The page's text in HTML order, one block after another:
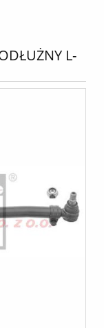
L-